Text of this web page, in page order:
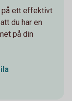
på ett effektivt
du har en
på din